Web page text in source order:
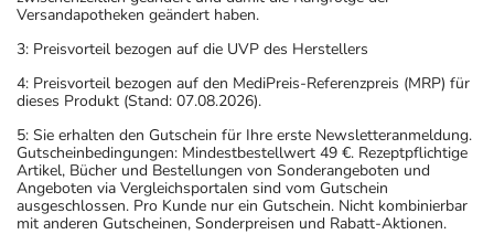
Versandapotheken geändert haben.
3: Preisvorteil bezogen auf die UVP des Herstellers
4: Preisvorteil bezogen auf den MediPreis-Referenzpreis (MRP) für
dieses Produkt (Stand: 07.08.2026).
5: Sie erhalten den Gutschein für Ihre erste Newsletteranmeldung.
Gutscheinbedingungen: Mindestbestellwert 49 €. Rezeptpflichtige
Artikel, Bücher und Bestellungen von Sonderangeboten und
Angeboten via Vergleichsportalen sind vom Gutschein
ausgeschlossen. Pro Kunde nur ein Gutschein. Nicht kombinierbar
mit anderen Gutscheinen, Sonderpreisen und Rabatt-Aktionen.